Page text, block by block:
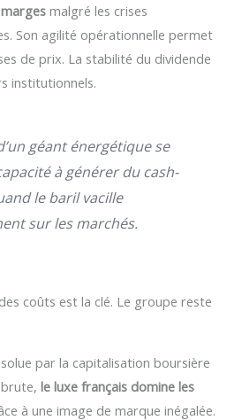
malgré les crises
Son agilité opérationnelle permet
de prix. La stabilité du dividende
institutionnels.
géant énergétique se
à générer du cash-
le baril vacille
sur les marchés.
coûts est la clé. Le groupe reste
par la capitalisation boursière
brute,le luxe français domine les
à une image de marque inégalée.